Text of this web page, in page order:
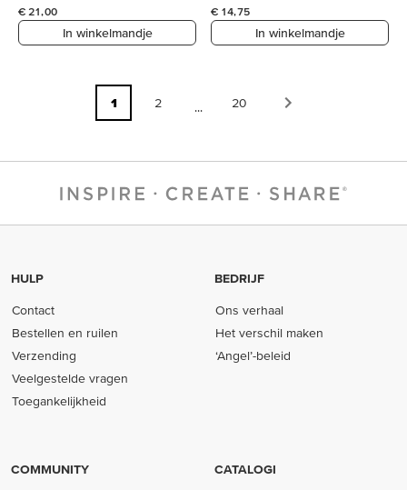
€ 21,00
In winkelmandje
€ 14,75
In winkelmandje
1 2 ... 20
HULP
Contact
Bestellen en ruilen
Verzending
Veelgestelde vragen
Toegankelijkheid
BEDRIJF
Ons verhaal
Het verschil maken
‘Angel’-beleid
COMMUNITY CATALOGI